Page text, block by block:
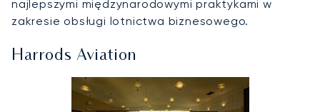
najlepszymi międzynarodowymi praktykami w
zakresie obsługi lotnictwa biznesowego.
Harrods Aviation